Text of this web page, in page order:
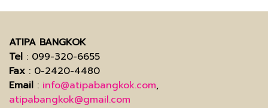
ATIPA BANGKOK
Tel : 099-320-6655
Fax : 0-2420-4480
Email : info@atipabangkok.com,
atipabangkok@gmail.com